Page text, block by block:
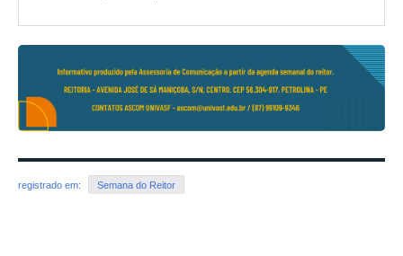
registrado em: Semana do Reitor